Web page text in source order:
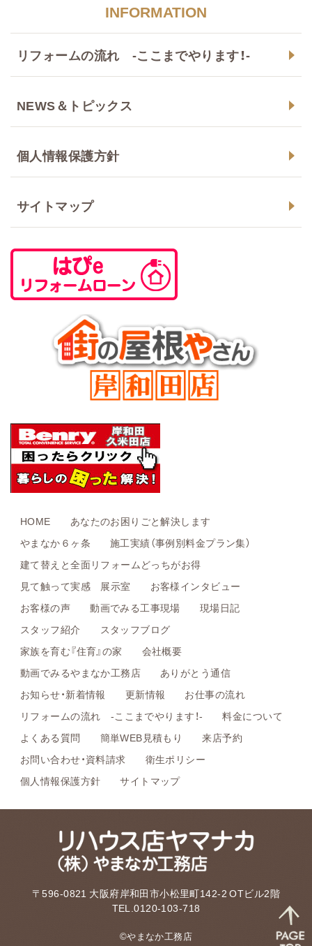
INFORMATION
リフォームの流れ -ここまでやります！-
NEWS＆トピックス
個人情報保護方針
サイトマップ
HOME
あなたのお困りごと解決します
やまなか６ヶ条
施工実績（事例別料金プラン集）
建て替えと全面リフォームどっちがお得
見て触って実感 展示室
お客様インタビュー
お客様の声
動画でみる工事現場
現場日記
スタッフ紹介
スタッフブログ
家族を育む『住育』の家
会社概要
動画でみるやまなか工務店
ありがとう通信
お知らせ・新着情報
更新情報
お仕事の流れ
リフォームの流れ -ここまでやります！-
料金について
よくある質問
簡単WEB見積もり
来店予約
お問い合わせ・資料請求
衛生ポリシー
個人情報保護方針
サイトマップ
〒596-0821 大阪府岸和田市小松里町142-2 OTビル2階
TEL.0120-103-718
©やまなか工務店